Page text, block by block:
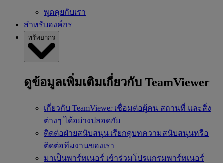
พูดคุยกับเรา
สำหรับองค์กร
ทรัพยากร
ดูข้อมูลเพิ่มเติมเกี่ยวกับ TeamViewer
เกี่ยวกับ TeamViewer เชื่อมต่อผู้คน สถานที่ และสิ่ง
ต่างๆ ได้อย่างปลอดภัย
ติดต่อฝ่ายสนับสนุน เรียกดูบทความสนับสนุนหรือ
ติดต่อทีมงานของเรา
มาเป็นพาร์ทเนอร์ เข้าร่วมโปรแกรมพาร์ทเนอร์